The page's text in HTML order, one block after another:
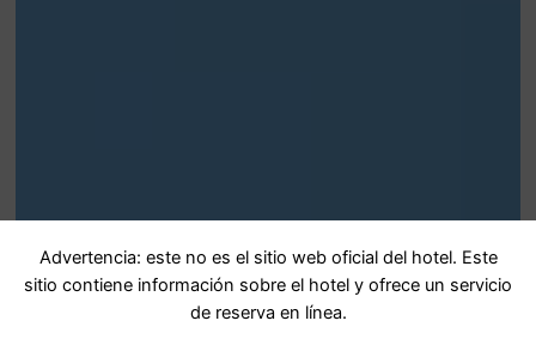
Advertencia: este no es el sitio web oficial del hotel. Este
sitio contiene información sobre el hotel y ofrece un servicio
de reserva en línea.